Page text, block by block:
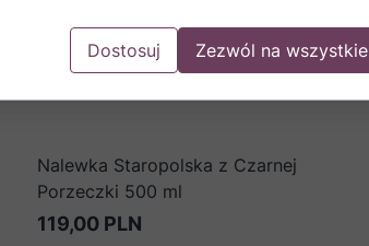
Nalewka Staropolska z Czarnej
Porzeczki 500 ml
119,00 PLN
Dostosuj Zezwól na wszystkie